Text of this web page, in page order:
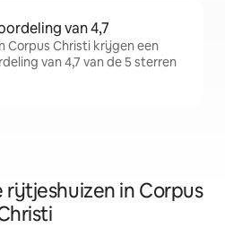
van 4,7
Corpus Christi krijgen een
van 4,7 van de 5 sterren
in Corpus